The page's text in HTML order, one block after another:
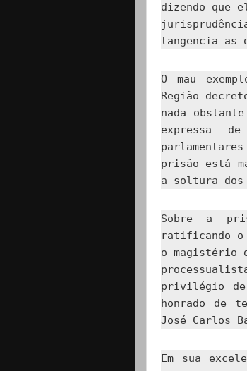
dizendo que
tangencia as
O mau
Região
nada
expressa
prisão está
a soltura dos
Sobre a
ratificando o
o magistério
privilégio de
honrado de
José Carlos
Em sua